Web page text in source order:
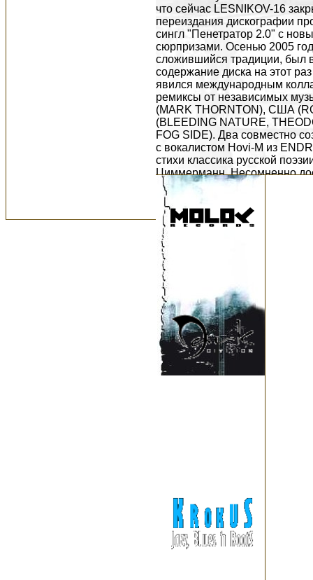
что сейчас LESNIKOV-16
переиздания дискографии
сингл "Пенетратор 2.0" с
сюрпризами. Осенью 2005
сложившийся традиции, был
содержание диска на этот
явился международным
ремиксы от независимых
(MARK THORNTON), США
(BLEEDING NATURE,
FOG SIDE). Два совместно
с вокалистом Hovi-M из
стихи классика русской
Циммерманн. Несомненно
Pincelet", которая была
нереализованной
новый трек "Dreamcity" и
самой первой композиции
бонуса прилагалась
видеоклип "In Memory" и
песни "Lose No More". В
известный переизданиями
ATARAXIA, OPHELIA'S
двухдисковое издание
как можно более полно
Эксклюзивность релиза
нигде ранее не
вместо мультимедийной
последний на данный
отличающийся наиболее
"Destiny" впервые можно
STILLIFE в образах людей
специальная фотосессия в
вошли три новых трека на
всех песен (в том числе